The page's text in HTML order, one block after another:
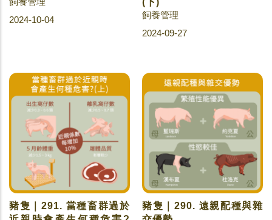
2024-10-04
(下)
飼養管理
2024-09-27
豬隻｜291. 當種畜群過於
豬隻｜290. 遠親配種與雜